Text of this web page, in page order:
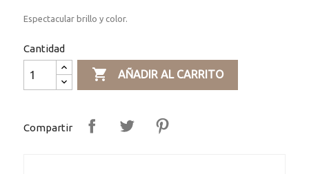
Espectacular brillo y color.
Cantidad
 AÑADIR AL CARRITO
Compartir